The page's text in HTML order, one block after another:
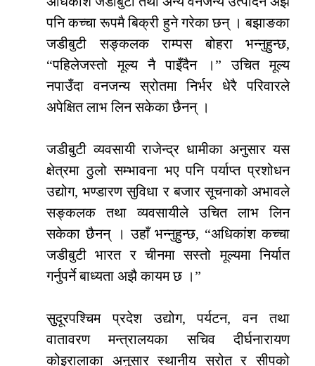
पनि कच्चा रूपमै बिक्री हुने गरेका छन् । बझाङका
जडीबुटी सङ्कलक राम्पस बोहरा भन्नुहुन्छ,
“पहिलेजस्तो मूल्य नै पाइँदैन ।” उचित मूल्य
नपाउँदा वनजन्य स्रोतमा निर्भर धेरै परिवारले
अपेक्षित लाभ लिन सकेका छैनन् ।
जडीबुटी व्यवसायी राजेन्द्र धामीका अनुसार यस
क्षेत्रमा ठुलो सम्भावना भए पनि पर्याप्त प्रशोधन
उद्योग, भण्डारण सुविधा र बजार सूचनाको अभावले
सङ्कलक तथा व्यवसायीले उचित लाभ लिन
सकेका छैनन् । उहाँ भन्नुहुन्छ, “अधिकांश कच्चा
जडीबुटी भारत र चीनमा सस्तो मूल्यमा निर्यात
गर्नुपर्ने बाध्यता अझै कायम छ ।”
सुदूरपश्चिम प्रदेश उद्योग, पर्यटन, वन तथा
वातावरण मन्त्रालयका सचिव दीर्घनारायण
कोइरालाका अनुसार स्थानीय स्रोत र सीपको